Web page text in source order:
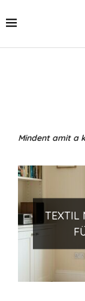
Mindent amit a
TEXTIL